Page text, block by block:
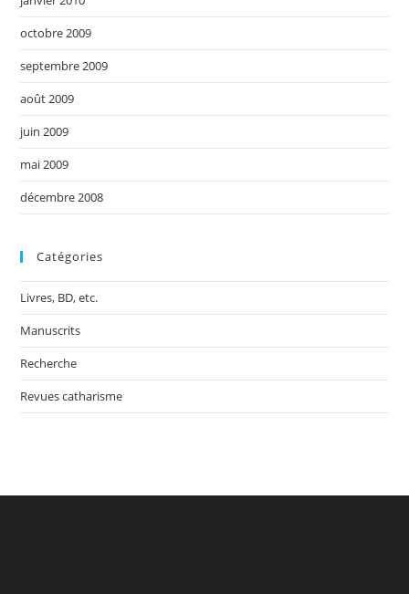
octobre 2009
septembre 2009
août 2009
juin 2009
mai 2009
décembre 2008
Catégories
Livres, BD, etc.
Manuscrits
Recherche
Revues catharisme